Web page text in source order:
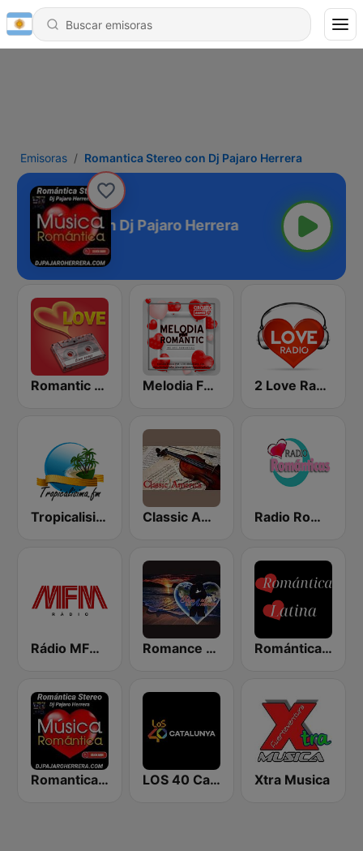
Emisoras Romantica Stereo con Dj Pajaro Herrera
Stereo con Dj Pajaro Herrera
Romantic Vibes Melodia FM Romantic 2 Love Radio
Tropicalisima.fm - Bachata Classic America Radio Romanticas
Rádio MFM Angola Romance en America Romántica Latina
Romantica Stereo Dj Pajaro Herrera LOS 40 Catalunya Xtra Musica